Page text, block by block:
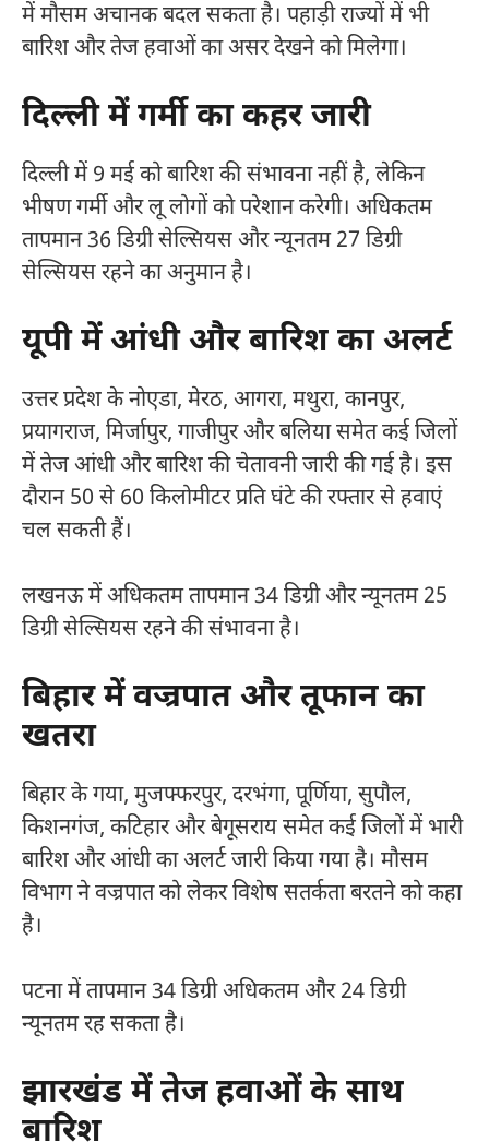
में मौसम अचानक बदल सकता है। पहाड़ी राज्यों में भी
बारिश और तेज हवाओं का असर देखने को मिलेगा।
दिल्ली में गर्मी का कहर जारी
दिल्ली में 9 मई को बारिश की संभावना नहीं है, लेकिन
भीषण गर्मी और लू लोगों को परेशान करेगी। अधिकतम
तापमान 36 डिग्री सेल्सियस और न्यूनतम 27 डिग्री
सेल्सियस रहने का अनुमान है।
यूपी में आंधी और बारिश का अलर्ट
उत्तर प्रदेश के नोएडा, मेरठ, आगरा, मथुरा, कानपुर,
प्रयागराज, मिर्जापुर, गाजीपुर और बलिया समेत कई जिलों
में तेज आंधी और बारिश की चेतावनी जारी की गई है। इस
दौरान 50 से 60 किलोमीटर प्रति घंटे की रफ्तार से हवाएं
चल सकती हैं।
लखनऊ में अधिकतम तापमान 34 डिग्री और न्यूनतम 25
डिग्री सेल्सियस रहने की संभावना है।
बिहार में वज्रपात और तूफान का
खतरा
बिहार के गया, मुजफ्फरपुर, दरभंगा, पूर्णिया, सुपौल,
किशनगंज, कटिहार और बेगूसराय समेत कई जिलों में भारी
बारिश और आंधी का अलर्ट जारी किया गया है। मौसम
विभाग ने वज्रपात को लेकर विशेष सतर्कता बरतने को कहा
है।
पटना में तापमान 34 डिग्री अधिकतम और 24 डिग्री
न्यूनतम रह सकता है।
झारखंड में तेज हवाओं के साथ
बारिश